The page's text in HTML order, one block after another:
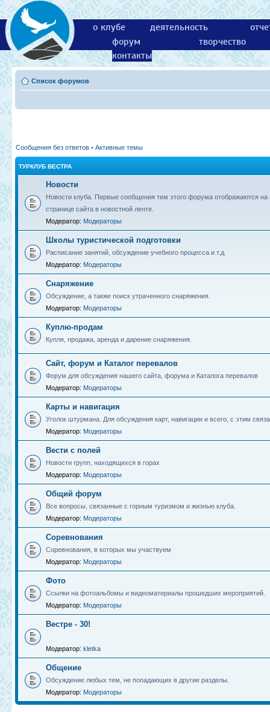
о клубе деятельность
форум
творчество
контакты
Список форумов
Сообщения без ответов • Активные темы
ТУРКЛУБ ВЕСТРА
Новости
Новости клуба. Первые сообщения тем этого форума отображаются на
странице сайта в новостной ленте.
Модератор: Модераторы
Школы туристической подготовки
Расписание занятий, обсуждение учебного процесса и т.д.
Модератор: Модераторы
Снаряжение
Обсуждение, а также поиск утраченного снаряжения.
Модератор: Модераторы
Куплю-продам
Купля, продажа, аренда и дарение снаряжения.
Сайт, форум и Каталог перевалов
Форум для обсуждения нашего сайта, форума и Каталога перевалов
Модератор: Модераторы
Карты и навигация
Уголок штурмана. Для обсуждения карт, навигации и всего, с этим
Модератор: Модераторы
Вести с полей
Новости групп, находящихся в горах
Модератор: Модераторы
Общий форум
Все вопросы, связанные с горным туризмом и жизнью клуба.
Модератор: Модераторы
Соревнования
Соревнования, в которых мы участвуем
Модератор: Модераторы
Фото
Ссылки на фотоальбомы и видеоматериалы прошедших мероприятий.
Модератор: Модераторы
Вестре - 30!
Модератор: kletka
Общение
Обсуждение любых тем, не попадающих в другие разделы.
Модератор: Модераторы